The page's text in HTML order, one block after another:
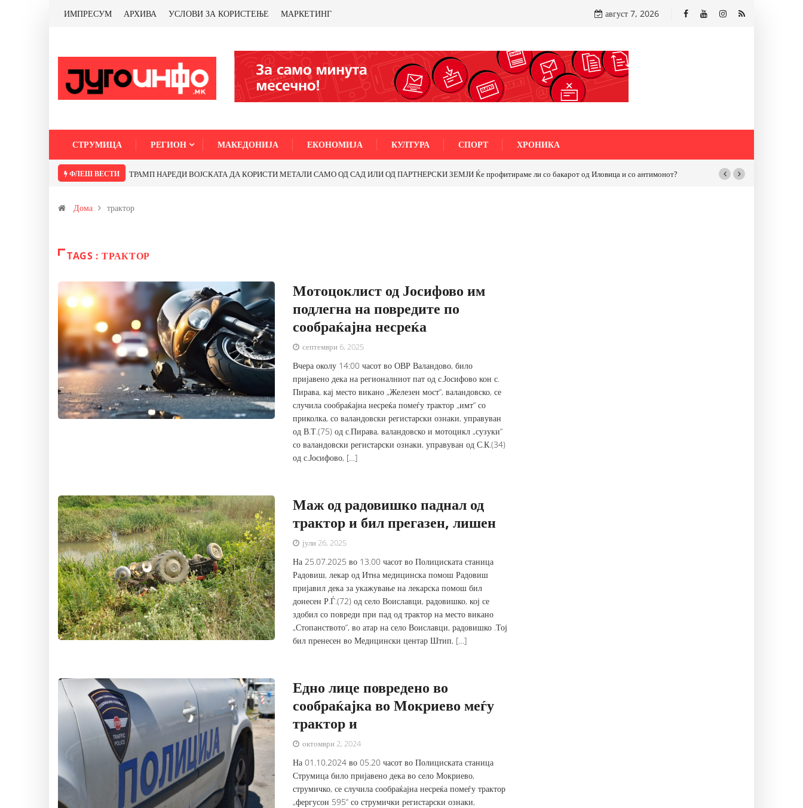
ИМПРЕСУМ АРХИВА УСЛОВИ ЗА КОРИСТЕЊЕ МАРКЕТИНГ август 7, 2026
СТРУМИЦА РЕГИОН МАКЕДОНИЈА ЕКОНОМИЈА КУЛТУРА СПОРТ ХРОНИКА
ФЛЕШ ВЕСТИ Почнува реконструкцијата на улицата „5-ти Ноември“ во Струмица
Дома трактор
TAGS : ТРАКТОР
Мотоцоклист од Јосифово им
подлегна на повредите по
сообраќајна несреќа
септември 6, 2025
Вчера околу 14:00 часот во ОВР Валандово, било
пријавено дека на регионалниот пат од с.Јосифово кон с.
Пирава, кај место викано „Железен мост“, валандовско, се
случила сообраќајна несреќа помеѓу трактор „имт“ со
приколка, со валандовски регистарски ознаки, управуван
од В.Т.(75) од с.Пирава, валандовско и мотоцикл „сузуки“
со валандовски регистарски ознаки, управуван од С.К.(34)
од с.Јосифово, […]
Маж од радовишко паднал од
трактор и бил прегазен, лишен
јули 26, 2025
На 25.07.2025 во 13.00 часот во Полициската станица
Радовиш, лекар од Итна медицинска помош Радовиш
пријавил дека за укажување на лекарска помош бил
донесен Р.Ѓ.(72) од село Воиславци, радовишко, кој се
здобил со повреди при пад од трактор на место викано
„Стопанството“, во атар на село Воиславци, радовишко .Тој
бил пренесен во Медицински центар Штип, […]
Едно лице повредено во
сообраќајка во Мокриево меѓу
трактор и
октомври 2, 2024
На 01.10.2024 во 05.20 часот во Полициската станица
Струмица било пријавено дека во село Мокриево,
струмичко, се случила сообраќајна несреќа помеѓу трактор
„фергусон 595“ со струмички регистарски ознаки,